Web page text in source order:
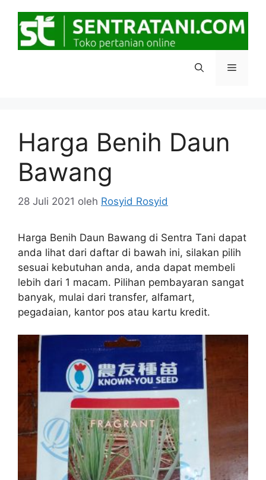
Menu
Harga Benih Daun
Bawang
28 Juli 2021 oleh Rosyid Rosyid
Harga Benih Daun Bawang di Sentra Tani dapat
anda lihat dari daftar di bawah ini, silakan pilih
sesuai kebutuhan anda, anda dapat membeli
lebih dari 1 macam. Pilihan pembayaran sangat
banyak, mulai dari transfer, alfamart,
pegadaian, kantor pos atau kartu kredit.